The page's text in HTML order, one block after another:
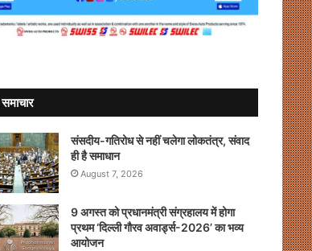
संसदीय-गतिरोध से नहीं चलेगा लोकतंत्र, संवाद
ही है समाधान
August 7, 2026
9 अगस्त को प्रधानमंत्री संग्रहालय में होगा
प्रथम ‘दिल्ली गौरव अवार्ड्स-2026’ का भव्य
आयोजन